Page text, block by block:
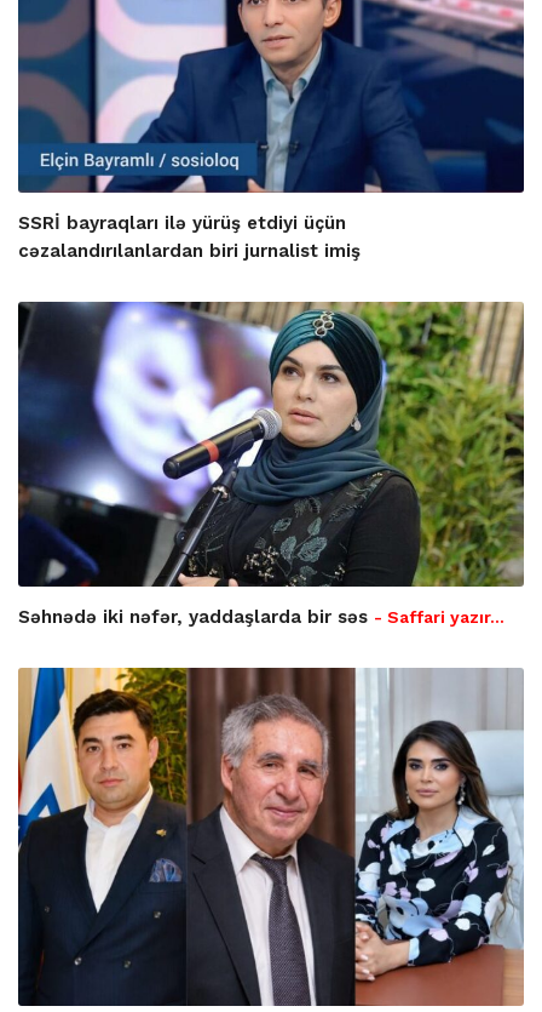
SSRİ bayraqları ilə yürüş etdiyi üçün
cəzalandırılanlardan biri jurnalist imiş
Səhnədə iki nəfər, yaddaşlarda bir səs - Saffari yazır…